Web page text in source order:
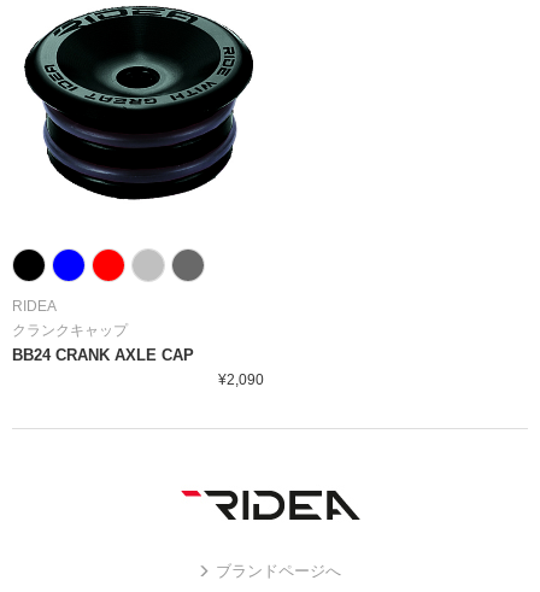
RIDEA
クランクキャップ
BB24 CRANK AXLE CAP
¥2,090
ブランドページへ